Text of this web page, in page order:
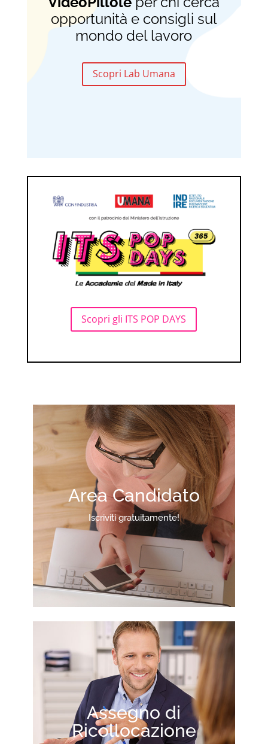
opportunità e consigli sul
mondo del lavoro
Scopri Lab Umana
Scopri gli ITS POP DAYS
Area Candidato
Iscriviti gratuitamente!
Assegno di
Ricollocazione